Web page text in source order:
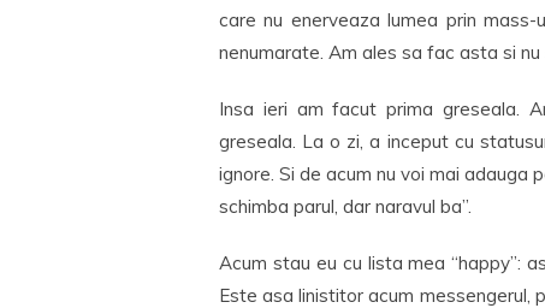
care nu enerveaza lumea prin
nenumarate. Am ales sa fac asta si nu
Insa ieri am facut prima greseala.
greseala. La o zi, a inceput cu
ignore. Si de acum nu voi mai adauga
schimba parul, dar naravul ba”.
Acum stau eu cu lista mea “happy”:
Este asa linistitor acum messengerul,